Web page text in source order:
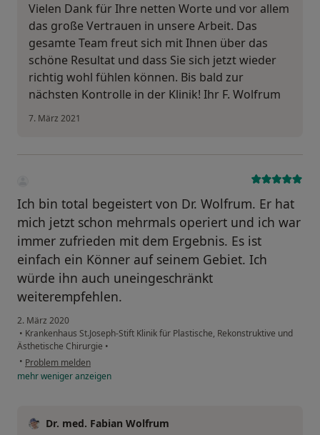
Vielen Dank für Ihre netten Worte und vor allem
das große Vertrauen in unsere Arbeit. Das
gesamte Team freut sich mit Ihnen über das
schöne Resultat und dass Sie sich jetzt wieder
richtig wohl fühlen können. Bis bald zur
nächsten Kontrolle in der Klinik! Ihr F. Wolfrum
7. März 2021
Ich bin total begeistert von Dr. Wolfrum. Er hat
mich jetzt schon mehrmals operiert und ich war
immer zufrieden mit dem Ergebnis. Es ist
einfach ein Könner auf seinem Gebiet. Ich
würde ihn auch uneingeschränkt
weiterempfehlen.
2. März 2020
• Krankenhaus St.Joseph-Stift Klinik für Plastische, Rekonstruktive und
Ästhetische Chirurgie •
• Problem melden
mehrwenigeranzeigen
Dr. med. Fabian Wolfrum